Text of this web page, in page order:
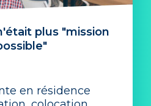
plus "mission
en résidence